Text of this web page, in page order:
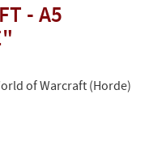
- A5
of Warcraft (Horde)